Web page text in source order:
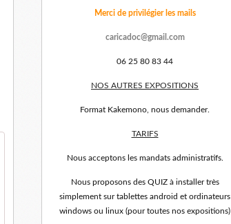
Merci de privilégier les mails
caricadoc@gmail.com
06 25 80 83 44
NOS AUTRES EXPOSITIONS
Format Kakemono, nous demander.
TARIFS
Nous acceptons les mandats administratifs.
Nous proposons des QUIZ à installer très
simplement sur tablettes android et ordinateurs
windows ou linux (pour toutes nos expositions)